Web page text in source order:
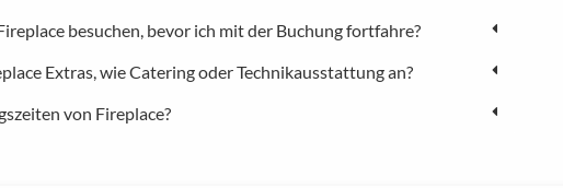
besuchen, bevor ich mit der Buchung fortfahre?
Extras, wie Catering oder Technikausstattung an?
von Fireplace?